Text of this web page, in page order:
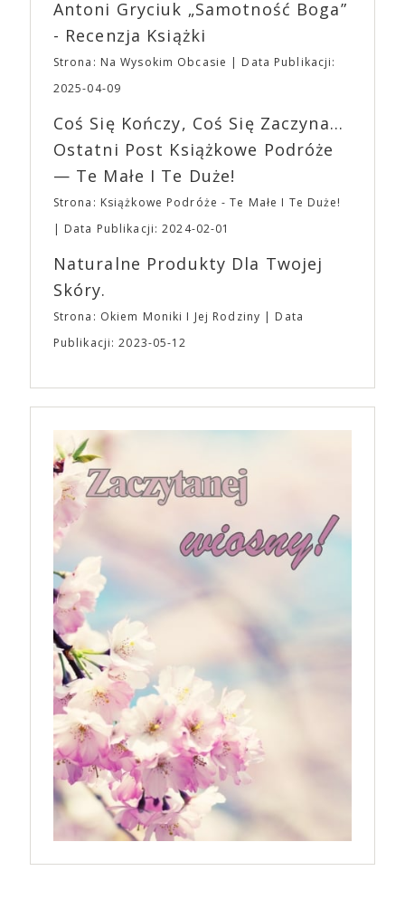
(„Joker”, „Ona”) w swojej najbardziej zaskakującej
roli. Twórca kultowych „Dziedzictwo. Hereditary” i
„Midsommar. W biały dzień” zrealizował najbardziej
osobisty film, który pozwolił mu w pełni podzielić
się z widzami swoimi lękami, wizją świata, a przede
„Bo się boi” w kinach od 21 kwietnia.
Wystawców i Obsługi. Na terenie hali nie zabraknie
Waszych ulubionych Wystawców serwujących
napoje oraz drobne przekąski a przed halą
planujemy Strefę FoodTrucków. Życzymy Wam
fantastycznego czasu oczekiwania na nadchodzącą
EXPO XXI!
Antoni Gryciuk „Samotność Boga”
- Recenzja Książki
Strona: Na Wysokim Obcasie
Data Publikacji:
2025-04-09
Coś Się Kończy, Coś Się Zaczyna...
Ostatni Post Książkowe Podróże
— Te Małe I Te Duże!
Strona: Książkowe Podróże - Te Małe I Te Duże!
Data Publikacji: 2024-02-01
Naturalne Produkty Dla Twojej
Skóry.
Strona: Okiem Moniki I Jej Rodziny
Data
Publikacji: 2023-05-12